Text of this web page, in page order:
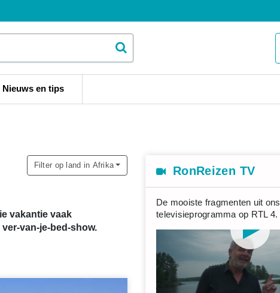
Nieuws en tips
Filter op land in Afrika
vakantie vaak
van-je-bed-show.
RonReizen TV
De mooiste fragmenten uit ons
televisieprogramma op RTL 4.